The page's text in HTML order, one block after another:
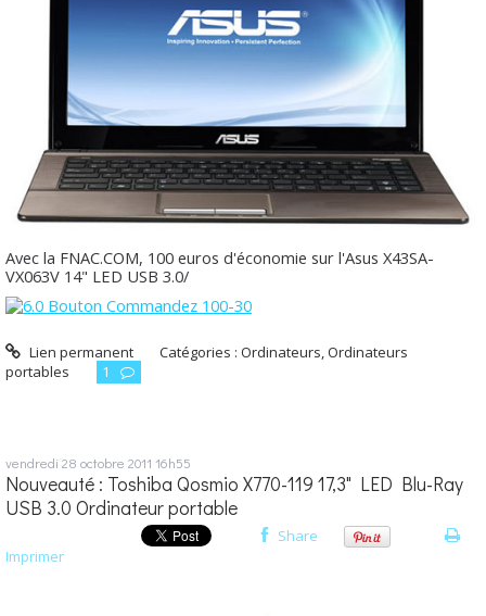
Avec la FNAC.COM, 100 euros d'économie sur l'Asus X43SA-
VX063V 14" LED USB 3.0/
Lien permanent Catégories :Ordinateurs,Ordinateurs
portables
1
vendredi 28 octobre 2011 16h55
Nouveauté : Toshiba Qosmio X770-119 17,3" LED Blu-Ray
USB 3.0 Ordinateur portable
Share
Imprimer